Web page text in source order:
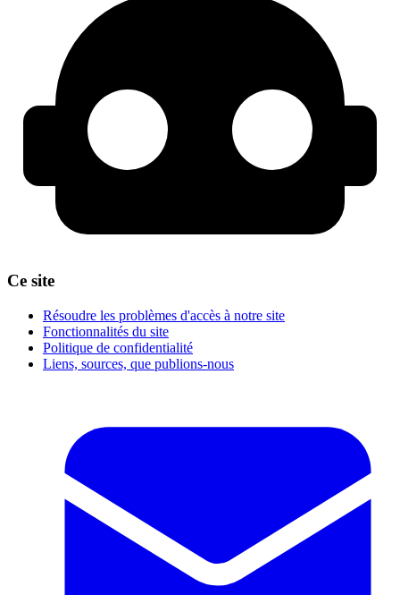
Ce site
Résoudre les problèmes d'accès à notre site
Fonctionnalités du site
Politique de confidentialité
Liens, sources, que publions-nous